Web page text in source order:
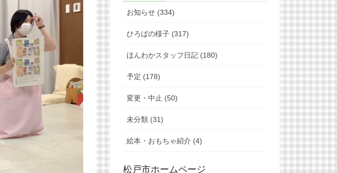
お知らせ (334)
ひろばの様子 (317)
ほんわかスタッフ日記 (180)
予定 (178)
変更・中止 (50)
未分類 (31)
絵本・おもちゃ紹介 (4)
松戸市ホームページ